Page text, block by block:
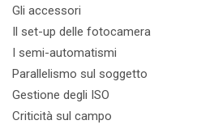
Gli accessori
Il set-up delle fotocamera
I semi-automatismi
Parallelismo sul soggetto
Gestione degli ISO
Criticità sul campo